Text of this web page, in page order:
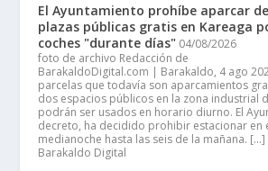
El Ayuntamiento prohíbe aparcar
plazas públicas gratis en Kareaga
coches "durante días" 04/08/2026
foto de archivo Redacción de
BarakaldoDigital.com | Barakaldo, 4 ago
parcelas que todavía son aparcamientos
dos espacios públicos en la zona industrial
podrán ser usados en horario diurno. El
decreto, ha decidido prohibir estacionar en
medianoche hasta las seis de la mañana. […]
Barakaldo Digital